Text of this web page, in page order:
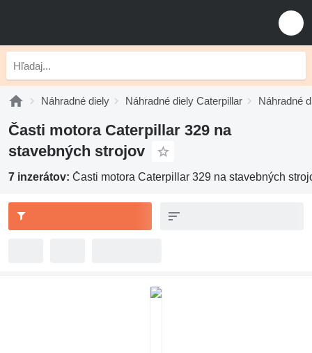
Náhradné diely Náhradné diely Caterpillar Náhradné
Časti motora Caterpillar 329 na
stavebných strojov
7 inzerátov: Časti motora Caterpillar 329 na stavebných